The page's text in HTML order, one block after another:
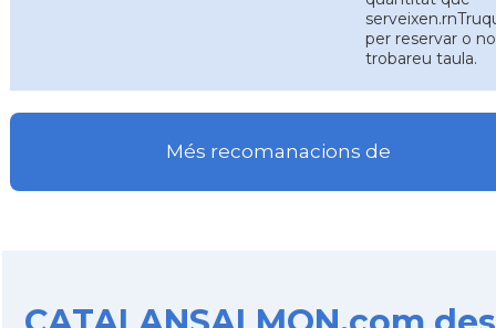
per reservar o no
trobareu taula.
Més recomanacions de